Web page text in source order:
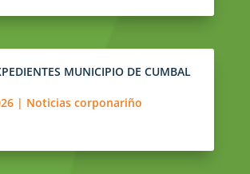
MUNICIPIO DE CUMBAL
| Noticias corponariño